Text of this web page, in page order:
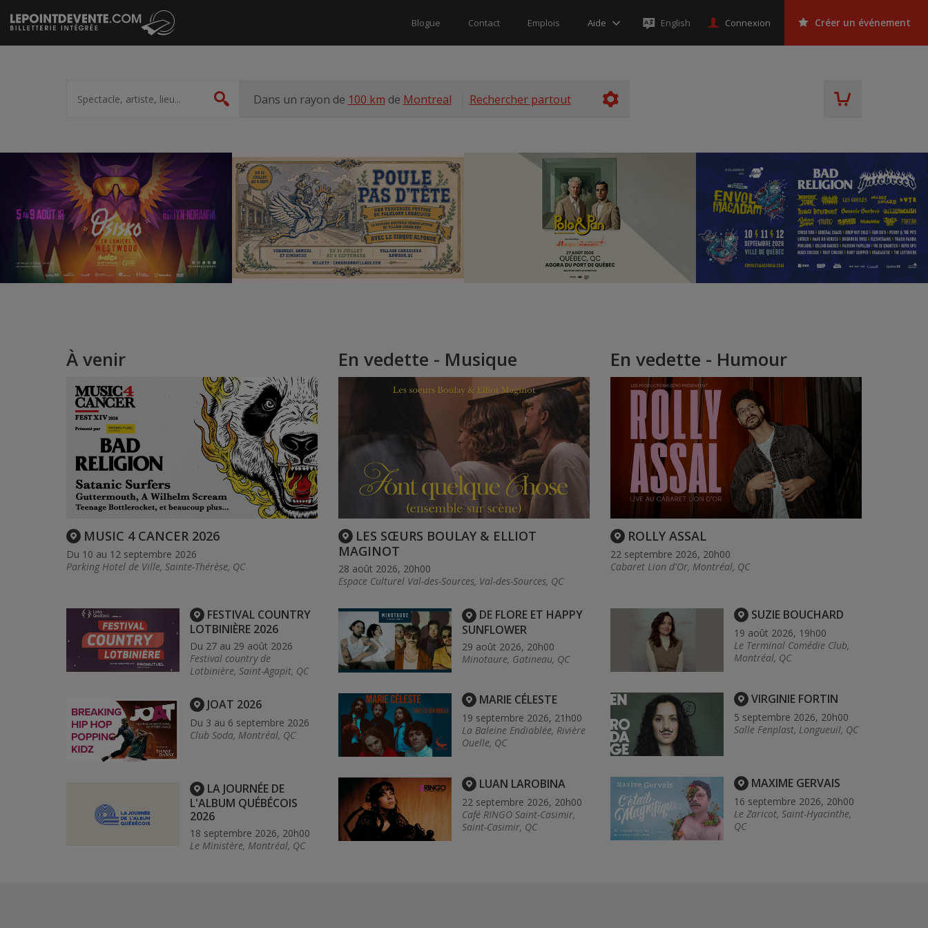
Passer
au
contenu
Blogue Contact Emplois Aide English Connexion Créer un événement
artiste,
lieu...
Rechercher
Dans un rayon de 100 km de Montreal Rechercher partout
Accueil
Suggestions
À venir
MUSIC 4 CANCER 2026
Du 10 au 12 septembre 2026
Parking Hotel de Ville, Sainte-Thérèse, QC
FESTIVAL COUNTRY
LOTBINIÈRE 2026
Du 27 au 29 août 2026
Festival country de
Lotbinière, Saint-Agapit, QC
JOAT 2026
Du 3 au 6 septembre 2026
Club Soda, Montréal, QC
LA JOURNÉE DE
L'ALBUM QUÉBÉCOIS
2026
18 septembre 2026, 20h00
Le Ministère, Montréal, QC
En vedette - Musique
LES SŒURS BOULAY & ELLIOT
MAGINOT
28 août 2026, 20h00
Espace Culturel Val-des-Sources, Val-des-Sources, QC
DE FLORE ET HAPPY
SUNFLOWER
29 août 2026, 20h00
Minotaure, Gatineau, QC
MARIE CÉLESTE
19 septembre 2026, 21h00
La Baleine Endiablée, Rivière
Ouelle, QC
LUAN LAROBINA
22 septembre 2026, 20h00
Café RINGO Saint-Casimir,
Saint-Casimir, QC
En vedette - Humour
ROLLY ASSAL
22 septembre 2026, 20h00
Cabaret Lion d'Or, Montréal, QC
SUZIE BOUCHARD
19 août 2026, 19h00
Le Terminal Comédie Club,
Montréal, QC
VIRGINIE FORTIN
5 septembre 2026, 20h00
Salle Fenplast, Longueuil, QC
MAXIME GERVAIS
16 septembre 2026, 20h00
Le Zaricot, Saint-Hyacinthe,
QC